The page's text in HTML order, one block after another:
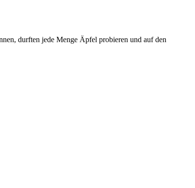
durften jede Menge Äpfel probieren und auf den